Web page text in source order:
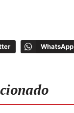
WhatsApp